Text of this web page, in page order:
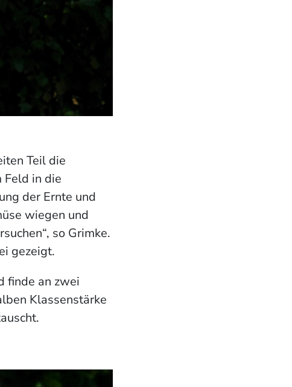
Teil die
Feld in die
der Ernte und
wiegen und
so Grimke.
gezeigt.
finde an zwei
Klassenstärke